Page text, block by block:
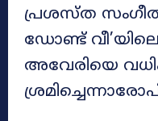
പ്രശസ്ത
ഡോണ്ട്
അവേരിയെ